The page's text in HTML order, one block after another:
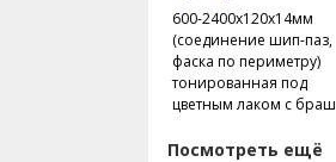
600-2400х120х14мм
(соединение шип-паз,
фаска по периметру)
тонированная под
цветным лаком с браш
Посмотреть ещё